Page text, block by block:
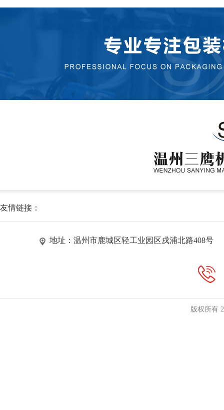
友情链接：
地址：温州市鹿城区轻工业园区戌浦北路408号
版权所有